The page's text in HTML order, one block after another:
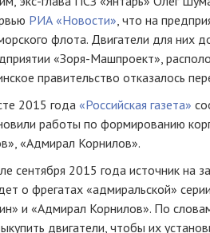
РИА «Новости», что на
флота. Двигатели для них
«Зоря-Машпроект»,
правительство отказалось
2015 года «Российская газета»
работы по формированию
«Адмирал Корнилов».
сентября 2015 года источник на
о фрегатах «адмиральской»
и «Адмирал Корнилов». По
двигатели, чтобы их